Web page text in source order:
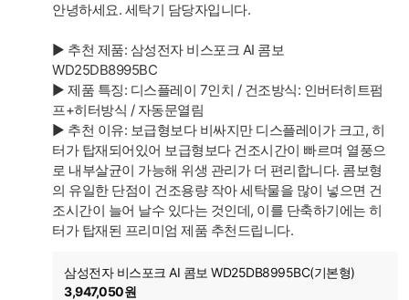
안녕하세요. 세탁기 담당자입니다.
▶ 추천 제품: 삼성전자 비스포크 AI 콤보
WD25DB8995BC
▶ 제품 특징: 디스플레이 7인치 / 건조방식: 인버터히트펌
프+히터방식 / 자동문열림
▶ 추천 이유: 보급형보다 비싸지만 디스플레이가 크고, 히
터가 탑재되어있어 보급형보다 건조시간이 빠르며 열풍으
로 내부살균이 가능해 위생 관리가 더 편리합니다. 콤보형
의 유일한 단점이 건조용량 작아 세탁물을 많이 넣으면 건
조시간이 늘어 날수 있다는 것인데, 이를 단축하기에는 히
터가 탑재된 프리미엄 제품 추천드립니다.
삼성전자 비스포크 AI 콤보 WD25DB8995BC(기본형)
3,947,050원